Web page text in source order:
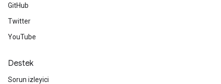
GitHub
Twitter
YouTube
Destek
Sorun izleyici